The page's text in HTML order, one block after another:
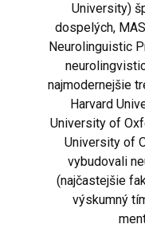
University)
dospelých,
Neurolinguistic
najmodernejšie
Harvard
University of
University of
vybudovali
(najčastejšie
výskumný